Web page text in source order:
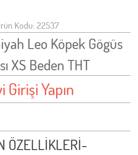
Kodu: 22537
Leo Köpek Gögüs
XS Beden THT
Girişi Yapın
ÖZELLİKLERİ-